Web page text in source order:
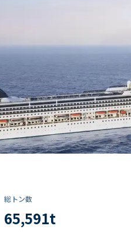
総トン数​
65,591t